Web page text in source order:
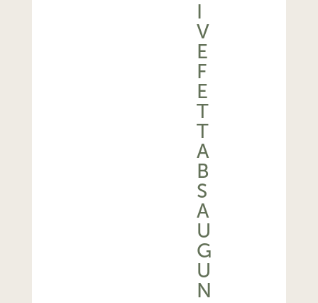
V
E
F
E
T
T
A
B
S
A
U
G
U
N
G